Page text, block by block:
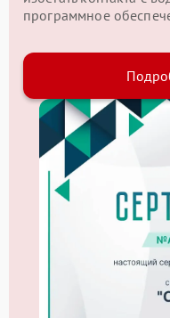
программное